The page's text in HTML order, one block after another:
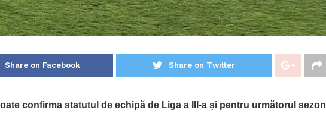
Share on Facebook Share on Twitter
confirma statutul de echipă de Liga a III-a și pentru următorul sezon